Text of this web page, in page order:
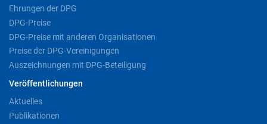
Ehrungen der DPG
DPG-Preise
DPG-Preise mit anderen Organisationen
Preise der DPG-Vereinigungen
Auszeichnungen mit DPG-Beteiligung
Veröffentlichungen
Aktuelles
Publikationen